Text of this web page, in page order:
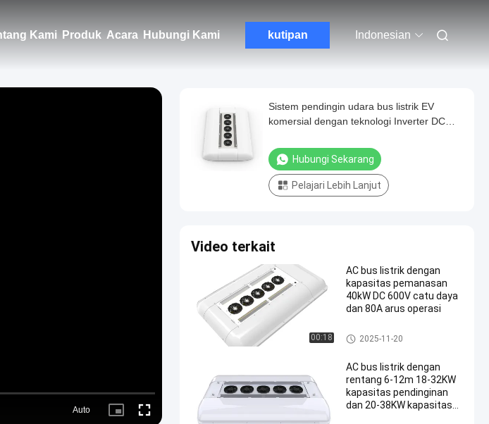
Kami Produk Acara Hubungi Kami kutipan Indonesian
Auto
Picture- Fullscreen
Sistem pendingin udara bus listrik EV
komersial dengan teknologi Inverter DC
bingkai kondensor yang dioptimalkan
Hubungi Sekarang
Pelajari Lebih Lanjut
Video terkait
00:18
AC bus listrik dengan
kapasitas pemanasan
40kW DC 600V catu daya
dan 80A arus operasi
AC Bus Listrik
2025-11-20
AC bus listrik dengan
rentang 6-12m 18-32KW
kapasitas pendinginan
dan 20-38KW kapasitas